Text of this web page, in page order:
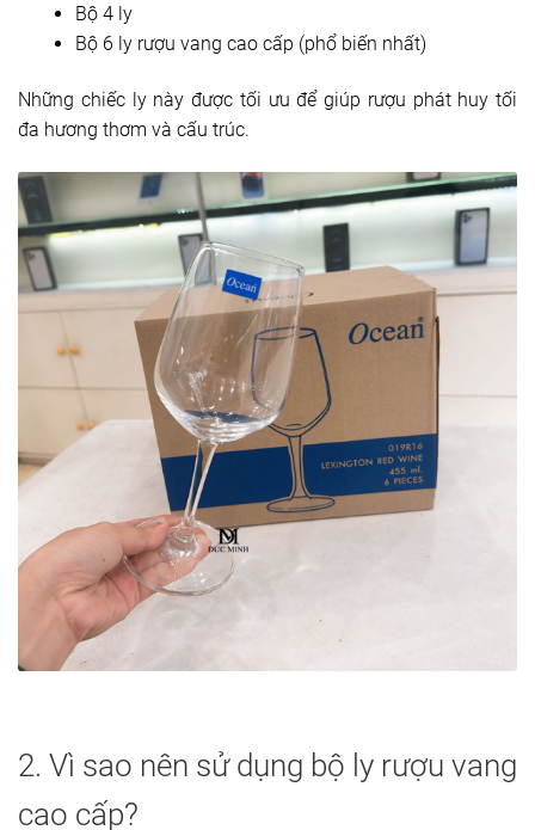
Bộ 4 ly
Bộ 6 ly rượu vang cao cấp (phổ biến nhất)
Những chiếc ly này được tối ưu để giúp rượu phát huy tối
đa hương thơm và cấu trúc.
2. Vì sao nên sử dụng bộ ly rượu vang
cao cấp?